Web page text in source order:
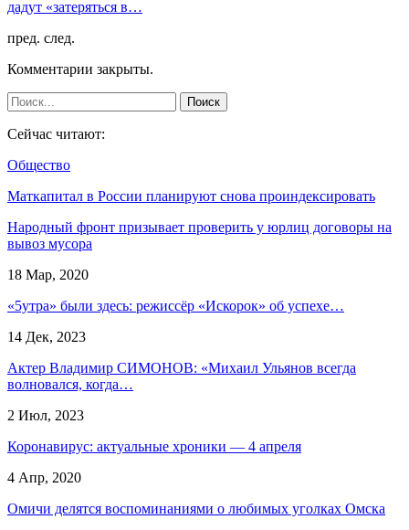
дадут «затеряться в…
пред. след.
Комментарии закрыты.
Сейчас читают:
Общество
Маткапитал в России планируют снова проиндексировать
Народный фронт призывает проверить у юрлиц договоры на
вывоз мусора
18 Мар, 2020
«5утра» были здесь: режиссёр «Искорок» об успехе…
14 Дек, 2023
Актер Владимир СИМОНОВ: «Михаил Ульянов всегда
волновался, когда…
2 Июл, 2023
Коронавирус: актуальные хроники — 4 апреля
4 Апр, 2020
Омичи делятся воспоминаниями о любимых уголках Омска